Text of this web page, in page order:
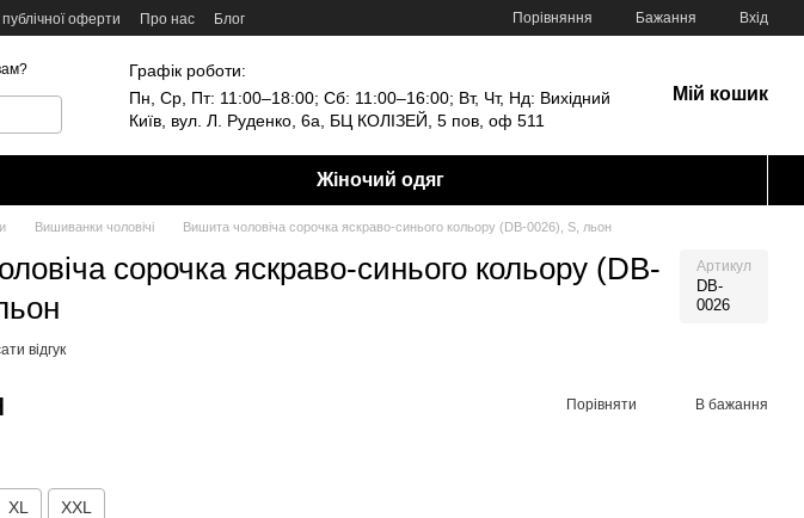
публічної оферти Про нас Блог Порівняння Бажання Вхід
Графік роботи:
Пн, Ср, Пт: 11:00–18:00; Сб: 11:00–16:00; Вт, Чт, Нд: Вихідний
Київ, вул. Л. Руденко, 6а, БЦ КОЛІЗЕЙ, 5 пов, оф 511
Мій кошик
Жіночий одяг
Вишиванки чоловічі Вишита чоловіча сорочка яскраво-синього кольору (DB-0026), S, льон
сорочка яскраво-синього кольору (DB-
Артикул
DB-
0026
відгук
Порівняти В бажання
XL XXL